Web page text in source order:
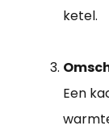
ketel.
Een